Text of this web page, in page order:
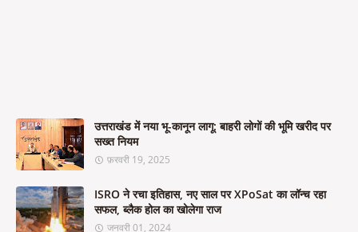
उत्तराखंड में नया भू-कानून लागू: बाहरी लोगों की भूमि खरीद पर
सख्त नियम
फ़रवरी 19, 2025
ISRO ने रचा इतिहास, नए साल पर XPoSat का लॉन्च रहा
सफल, ब्लैक होल का खोलेगा राज
जनवरी 01, 2024